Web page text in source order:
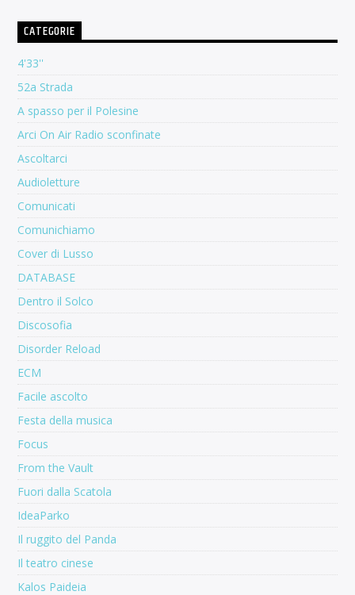
CATEGORIE
4'33''
52a Strada
A spasso per il Polesine
Arci On Air Radio sconfinate
Ascoltarci
Audioletture
Comunicati
Comunichiamo
Cover di Lusso
DATABASE
Dentro il Solco
Discosofia
Disorder Reload
ECM
Facile ascolto
Festa della musica
Focus
From the Vault
Fuori dalla Scatola
IdeaParko
Il ruggito del Panda
Il teatro cinese
Kalos Paideia